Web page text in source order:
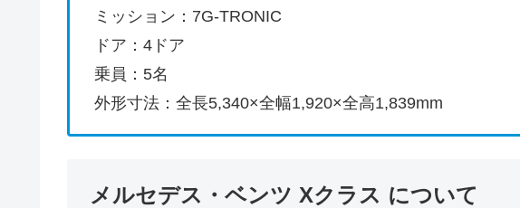
ミッション：7G-TRONIC
ドア：4ドア
乗員：5名
外形寸法：全長5,340×全幅1,920×全高1,839mm
メルセデス・ベンツ Xクラス について